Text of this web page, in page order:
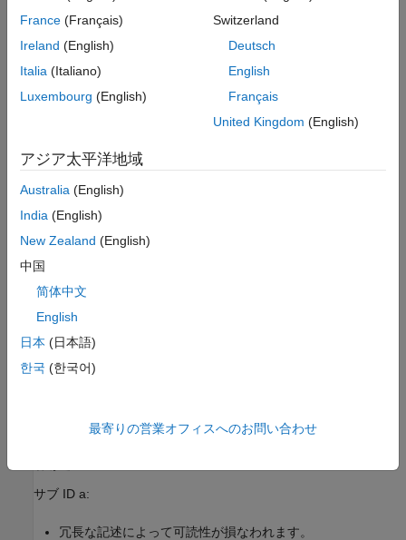
す。
カスタム パラメーター
該当なし
に設定されていますが、階層に
は 1 つのステートしかありません。
サブ ID a:
冗長な記述によって可読性が損なわれます。
France (Français)
Ireland (English)
Italia (Italiano)
Luxembourg (English)
Switzerland
Deutsch
English
Français
United Kingdom (English)
アジア太平洋地域
Australia (English)
India (English)
New Zealand (English)
中国
简体中文
English
日本 (日本語)
한국 (한국어)
最寄りの営業オフィスへのお問い合わせ